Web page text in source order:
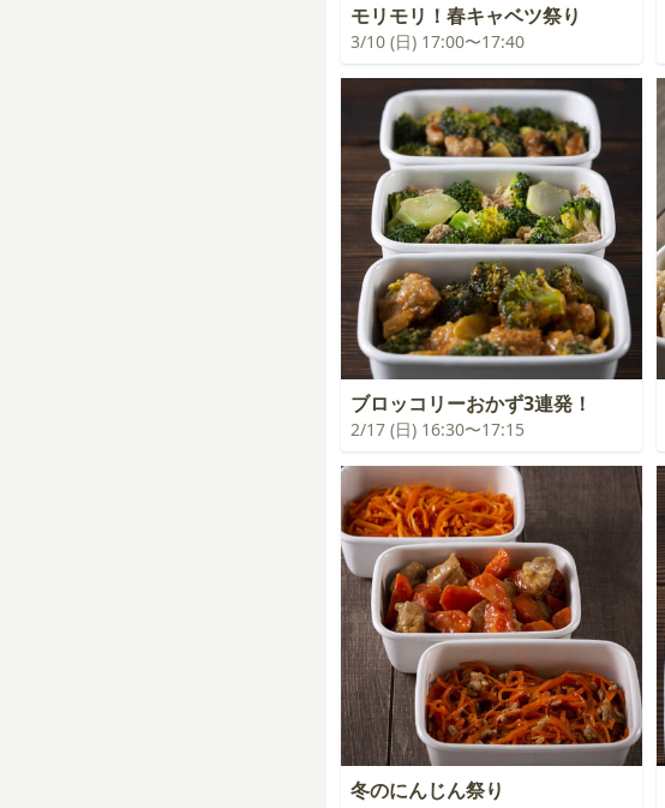
モリモリ！春キャベツ祭り
3/10 (日) 17:00〜17:40
ブロッコリーおかず3連発！
2/17 (日) 16:30〜17:15
冬のにんじん祭り